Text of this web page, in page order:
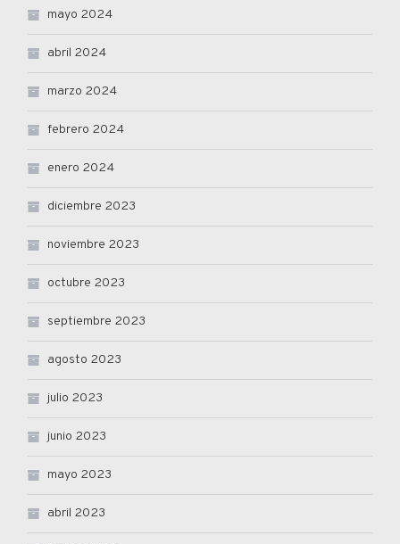
mayo 2024
abril 2024
marzo 2024
febrero 2024
enero 2024
diciembre 2023
noviembre 2023
octubre 2023
septiembre 2023
agosto 2023
julio 2023
junio 2023
mayo 2023
abril 2023